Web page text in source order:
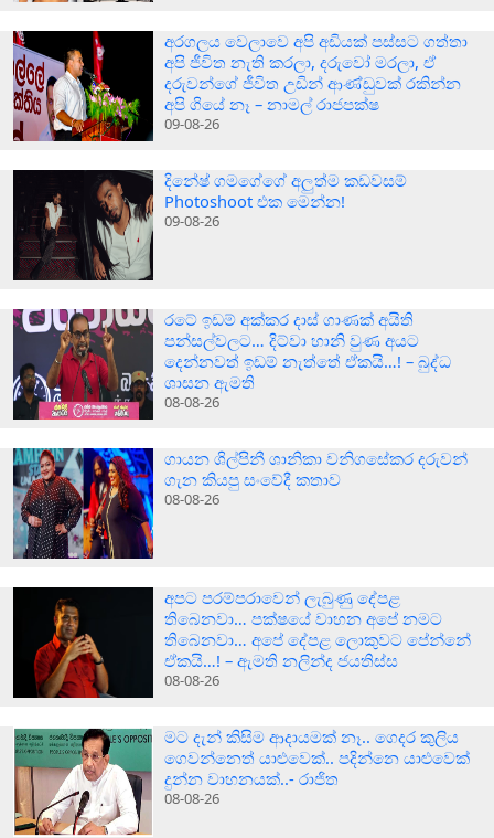
අරගලය වෙලාවෙ අපි අඩියක් පස්සට ගත්තා
අපි ජීවිත නැති කරලා, දරුවෝ මරලා, ඒ
දරුවන්ගේ ජීවිත උඩින් ආණ්ඩුවක් රකින්න
අපි ගියේ නෑ – නාමල් රාජපක්ෂ
09-08-26
දිනේෂ් ගමගේගේ අලුත්ම කඩවසම්
Photoshoot එක මෙන්න!
09-08-26
රටේ ඉඩම් අක්කර දාස් ගාණක් අයිති
පන්සල්වලට… දිට්වා හානි වුණ අයට
දෙන්නවත් ඉඩම් නැත්තේ ඒකයි…! – බුද්ධ
ශාසන ඇමති
08-08-26
ගායන ශිල්පිනී ශානිකා වනිගසේකර දරුවන්
ගැන කියපු සංවේදී කතාව
08-08-26
අපට පරම්පරාවෙන් ලැබුණු දේපළ
තිබෙනවා… පක්ෂයේ වාහන අපේ නමට
තිබෙනවා… අපේ දේපළ ලොකුවට පේන්නේ
ඒකයි…! – ඇමති නලින්ද ජයතිස්ස
08-08-26
මට දැන් කිසිම ආදායමක් නෑ.. ගෙදර කුලිය
ගෙවන්නෙත් යාළුවෙක්.. පදින්නෙ යාළුවෙක්
දුන්න වාහනයක්..- රාජිත
08-08-26